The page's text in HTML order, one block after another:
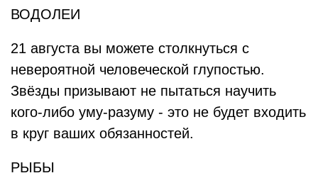
ВОДОЛЕИ
21 августа вы можете столкнуться с
невероятной человеческой глупостью.
Звёзды призывают не пытаться научить
кого-либо уму-разуму - это не будет входить
в круг ваших обязанностей.
РЫБЫ